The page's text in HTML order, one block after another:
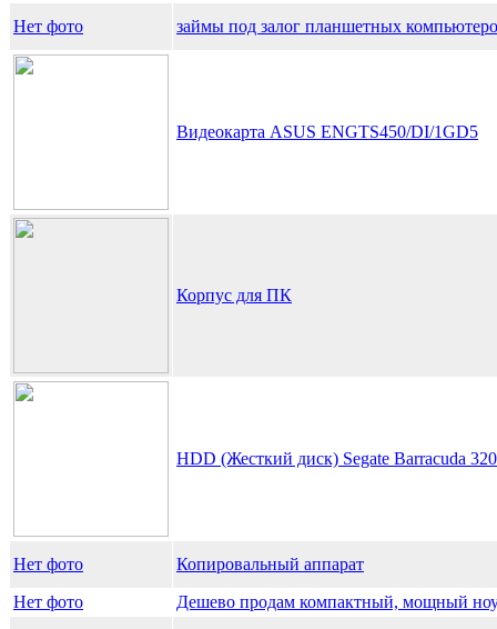
Нет фото
займы под залог планшетных
Видеокарта ASUS ENGTS450/DI/1GD5
Корпус для ПК
HDD (Жесткий диск) Segate Barracuda
Нет фото
Копировальный аппарат
Нет фото
Дешево продам компактный, мощный